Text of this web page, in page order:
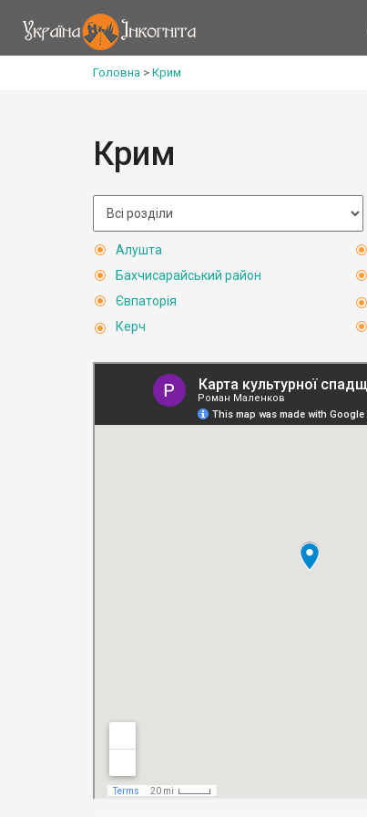
Головна > Крим
Крим
Алушта
Бахчисарайський район
Євпаторія
Керч